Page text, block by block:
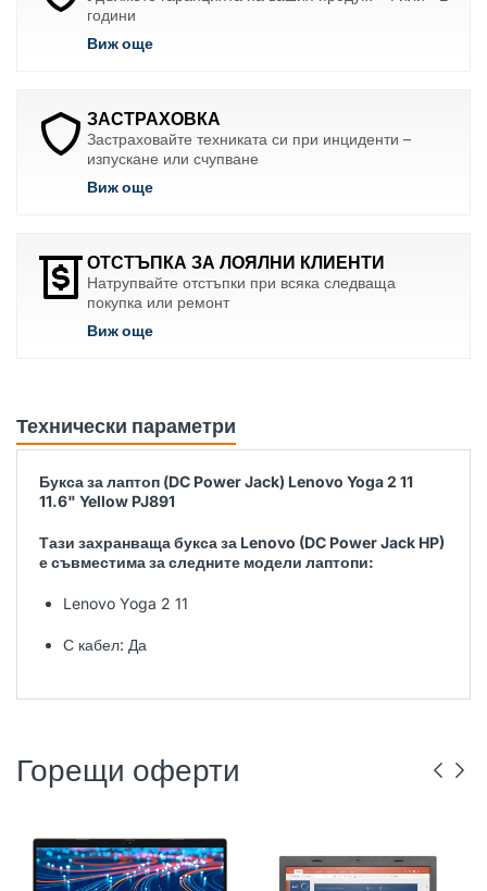
години
Виж още
ЗАСТРАХОВКА
Застраховайте техниката си при инциденти –
изпускане или счупване
Виж още
ОТСТЪПКА ЗА ЛОЯЛНИ КЛИЕНТИ
Натрупвайте отстъпки при всяка следваща
покупка или ремонт
Виж още
Технически параметри
Букса за лаптоп (DC Power Jack) Lenovo Yoga 2 11
11.6" Yellow PJ891
Тази захранваща букса за Lenovo (DC Power Jack HP)
е съвместима за следните модели лаптопи:
Lenovo Yoga 2 11
С кабел: Да
Горещи оферти